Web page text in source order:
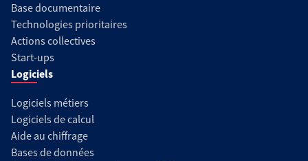
Base documentaire
Technologies prioritaires
Actions collectives
Start-ups
Logiciels
Logiciels métiers
Logiciels de calcul
Aide au chiffrage
Bases de données